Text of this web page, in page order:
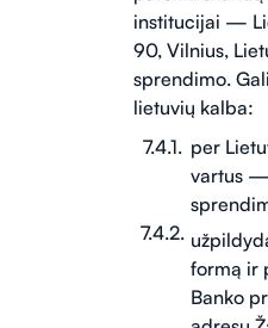
institucijai —
90, Vilnius,
sprendimo.
lietuvių kalba:
per
vartus
formą ir
Banko